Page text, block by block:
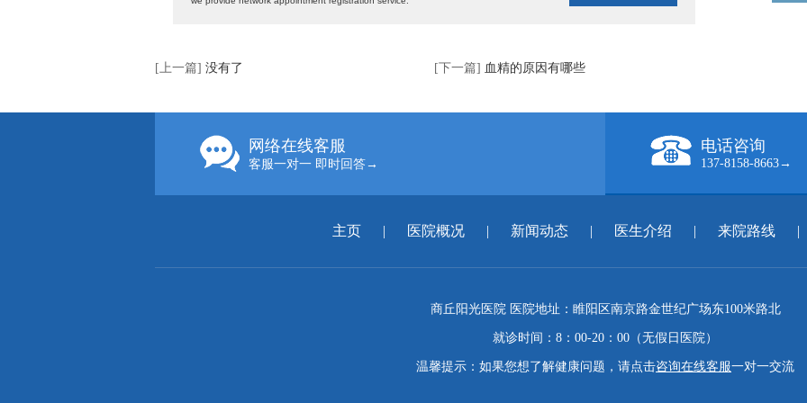
[上一篇] 没有了 [下一篇] 血精的原因有哪些
网络在线客服
客服一对一 即时回答→
电话咨询
137-8158-8663→
主页 | 医院概况 | 新闻动态 | 医生介绍 | 来院路线 |
商丘阳光医院 医院地址：睢阳区南京路金世纪广场东100米路北
就诊时间：8：00-20：00（无假日医院）
温馨提示：如果您想了解健康问题，请点击咨询在线客服一对一交流